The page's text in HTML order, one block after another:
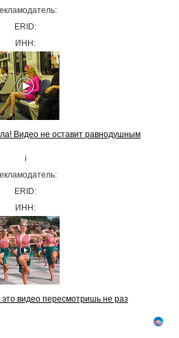
ERID:
ИНН:
Видео не оставит равнодушным
i
ERID:
ИНН:
видео пересмотришь не раз